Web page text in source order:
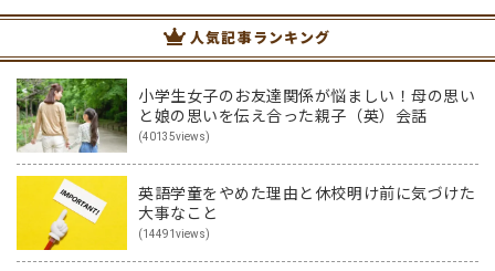
人気記事ランキング
小学生女子のお友達関係が悩ましい！母の思い
と娘の思いを伝え合った親子（英）会話
(40135views)
英語学童をやめた理由と休校明け前に気づけた
大事なこと
(14491views)